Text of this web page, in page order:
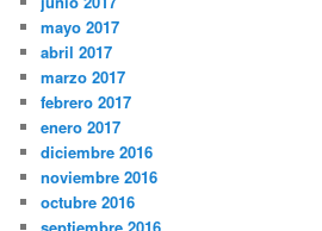
mayo 2017
abril 2017
marzo 2017
febrero 2017
enero 2017
diciembre 2016
noviembre 2016
octubre 2016
septiembre 2016